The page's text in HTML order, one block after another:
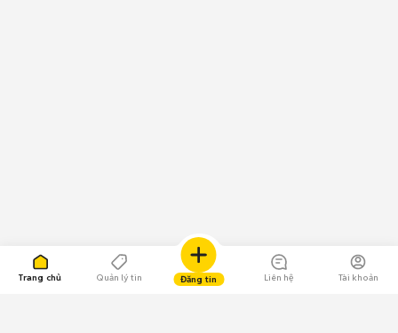
Trang chủ Quản lý tin Đăng tin Liên hệ Tài khoản